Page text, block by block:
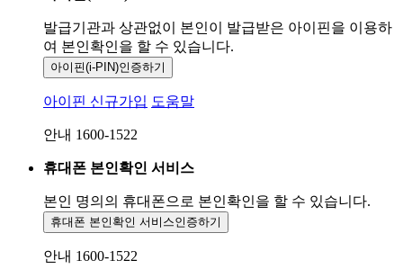
발급기관과 상관없이 본인이 발급받은 아이핀을 이용하
여 본인확인을 할 수 있습니다.
아이핀(i-PIN)인증하기
아이핀 신규가입 도움말
안내 1600-1522
휴대폰 본인확인 서비스
본인 명의의 휴대폰으로 본인확인을 할 수 있습니다.
휴대폰 본인확인 서비스인증하기
안내 1600-1522